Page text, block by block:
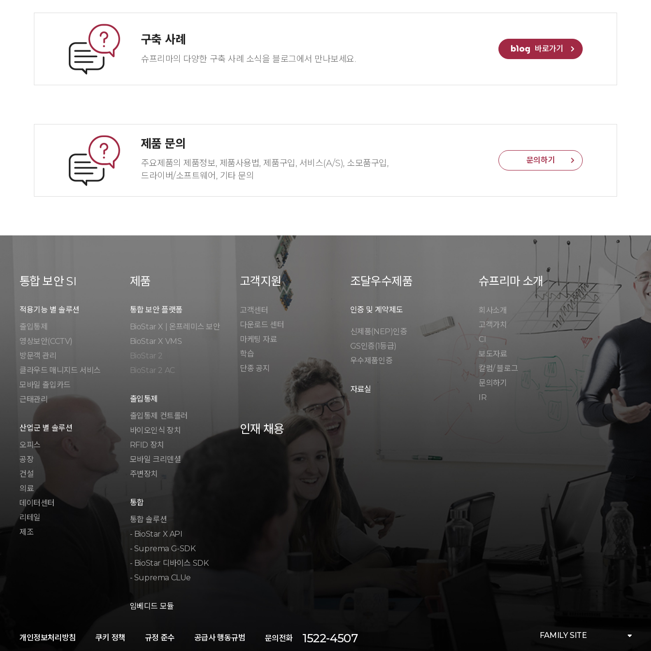
구축 사례
슈프리마의 다양한 구축 사례 소식을 블로그에서 만나보세요.
바로가기
제품 문의
주요제품의 제품정보, 제품사용법, 제품구입, 서비스(A/S), 소모품구입,
드라이버/소프트웨어, 기타 문의
문의하기
통합 보안 SI
적용기능 별 솔루션
출입통제
영상보안(CCTV)
방문객 관리
클라우드 매니지드 서비스
모바일 출입카드
근태관리
산업군 별 솔루션
오피스
공장
건설
의료
데이터센터
리테일
제조
제품
통합 보안 플랫폼
BioStar X | 온프레미스 보안
BioStar X VMS
BioStar 2
BioStar 2 AC
출입통제
출입통제 컨트롤러
바이오인식 장치
RFID 장치
모바일 크리덴셜
주변장치
통합
통합 솔루션
- BioStar X API
- Suprema G-SDK
- BioStar 디바이스 SDK
- Suprema CLUe
임베디드 모듈
고객지원
고객센터
다운로드 센터
마케팅 자료
학습
단종 공지
조달우수제품
인증 및 계약제도
신제품(NEP)인증
GS인증(1등급)
우수제품인증
자료실
슈프리마 소개
회사소개
고객가치
CI
보도자료
칼럼/ 블로그
문의하기
IR
인재 채용
개인정보처리방침 쿠키 정책 규정 준수 공급사 행동규범 문의전화 1522-4507 FAMILY SITE